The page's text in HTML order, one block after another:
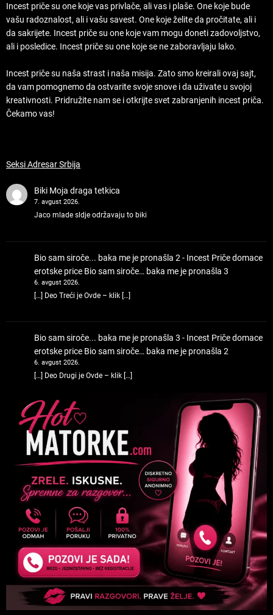
Incest priče su one koje vas privlače, ali vas i plaše. One koje bude
vašu radoznalost, ali i vašu savest. One koje želite da pročitate, ali i
da sakrijete. Incest priče su one koje vam mogu doneti zadovoljstvo,
ali i posledice. Incest priče su one koje se ne zaboravljaju lako.
Incest priče su naša strast i naša misija. Zato smo kreirali ovaj sajt,
da vam pomognemo da ostvarite svoje snove i da uživate u svojoj
kreativnosti. Pridružite nam se i otkrijte svet zabranjenih incest priča.
Čekamo vas!
Seksi Adresar Srbija
Biki Moja draga tetkica
7. avgust 2026.
Jaco mlade sldje održavaju to biki
Bio sam siroče... baka me je pronašla 2 - Incest Priče domace
erotske price Bio sam siroče… baka me je pronašla 3
6. avgust 2026.
[…] Deo Treći je Ovde – klik […]
Bio sam siroče... baka me je pronašla 3 - Incest Priče domace
erotske price Bio sam siroče… baka me je pronašla 2
6. avgust 2026.
[…] Deo Drugi je Ovde – klik […]